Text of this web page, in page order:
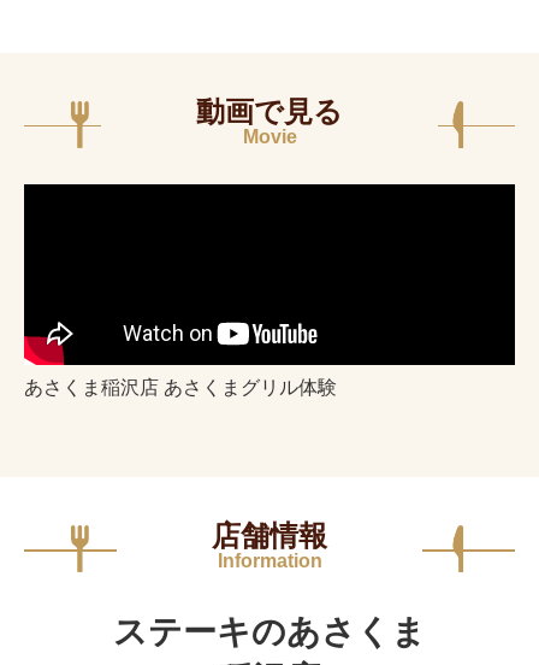
動画で見る
Movie
あさくま稲沢店 あさくまグリル体験
店舗情報
Information
ステーキのあさくま